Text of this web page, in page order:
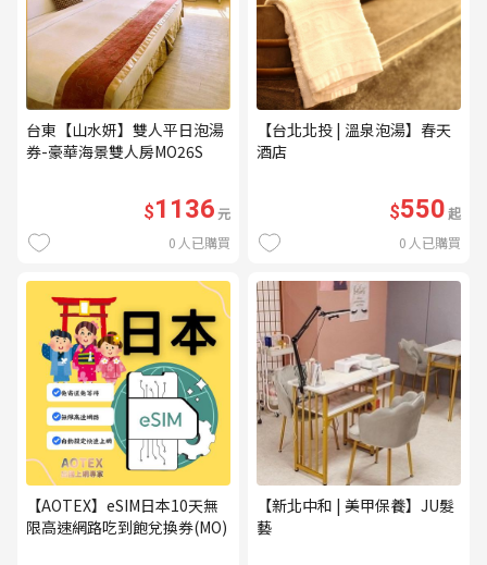
台東【山水妍】雙人平日泡湯
券-豪華海景雙人房MO26S
$1136元
0 人已購買
【台北北投 | 溫泉泡湯】春天
酒店
$550起
0 人已購買
【AOTEX】eSIM日本10天無
限高速網路吃到飽兌換券(MO)
【新北中和 | 美甲保養】JU髮
藝